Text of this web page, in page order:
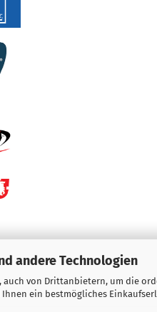
andere Technologien
von Drittanbietern, um die
ein bestmögliches